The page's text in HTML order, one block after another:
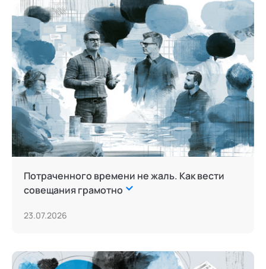
Потраченного времени не жаль. Как вести
совещания грамотно
23.07.2026